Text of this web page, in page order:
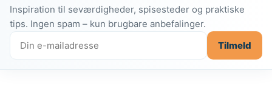
Inspiration til seværdigheder, spisesteder og praktiske
tips. Ingen spam – kun brugbare anbefalinger.
Tilmeld